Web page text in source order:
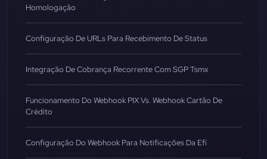
Homologação
Configuração De URLs Para Recebimento De Status
Integração De Cobrança Recorrente Com SGP Tsmx
Funcionamento Do Webhook PIX Vs. Webhook Cartão De
Crédito
Configuração Do Webhook Para Notificações Da Efí